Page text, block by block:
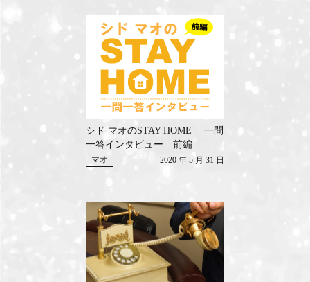
シド マオのSTAY HOME 一問
一答インタビュー 前編
マオ
2020 年 5 月 31 日